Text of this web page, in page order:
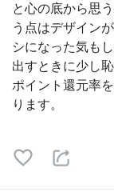
と心の底から思
う点はデザイン
シになった気も
出すときに少し
ポイント還元率
ります。